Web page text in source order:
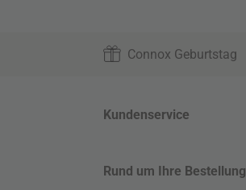
Connox Geburtstag
Kundenservice
Rund um Ihre Bestellung